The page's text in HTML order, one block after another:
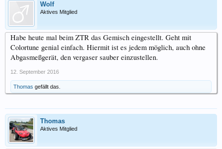
Wolf
Aktives Mitglied
Habe heute mal beim ZTR das Gemisch eingestellt. Geht mit
Colortune genial einfach. Hiermit ist es jedem möglich, auch ohne
Abgasmeßgerät, den vergaser sauber einzustellen.
12. September 2016
Thomas gefällt das.
Thomas
Aktives Mitglied